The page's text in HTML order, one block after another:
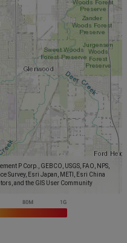
P Corp., GEBCO, USGS, FAO, NPS,
Survey, Esri Japan, METI, Esri China
and the GIS User Community